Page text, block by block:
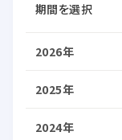
期間を選択
2026年
2025年
2024年